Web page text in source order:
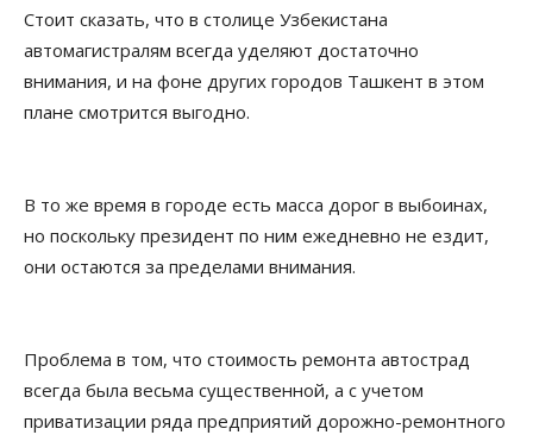
Стоит сказать, что в столице Узбекистана
автомагистралям всегда уделяют достаточно
внимания, и на фоне других городов Ташкент в этом
плане смотрится выгодно.
В то же время в городе есть масса дорог в выбоинах,
но поскольку президент по ним ежедневно не ездит,
они остаются за пределами внимания.
Проблема в том, что стоимость ремонта автострад
всегда была весьма существенной, а с учетом
приватизации ряда предприятий дорожно-ремонтного